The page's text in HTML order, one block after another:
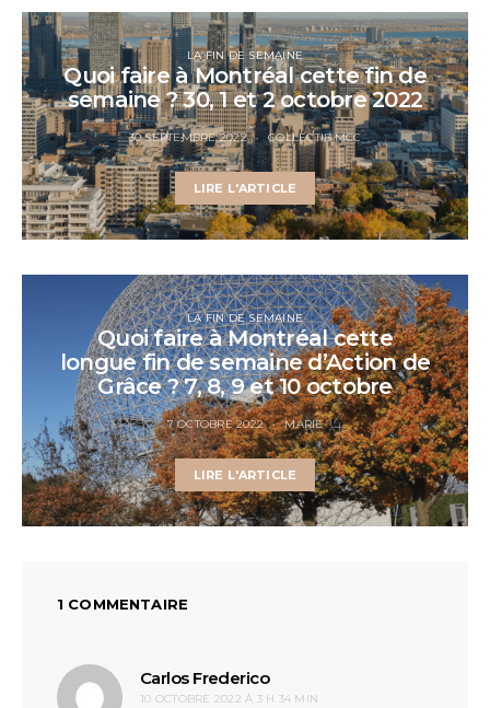
LA FIN DE SEMAINE
Quoi faire à Montréal cette fin de
semaine ? 30, 1 et 2 octobre 2022
30 SEPTEMBRE 2022 COLLECTIF MCC
LIRE L'ARTICLE
LA FIN DE SEMAINE
Quoi faire à Montréal cette
longue fin de semaine d’Action de
Grâce ? 7, 8, 9 et 10 octobre
7 OCTOBRE 2022 MARIE
LIRE L'ARTICLE
1 COMMENTAIRE
Carlos Fredericodit :
10 OCTOBRE 2022 À 3 H 34 MIN